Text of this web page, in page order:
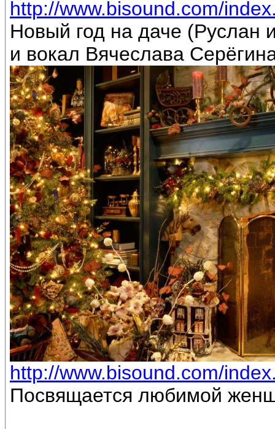
http://www.bisound.com/
Новый год на даче
и вокал Вячеслава
http://www.bisound.com/
Посвящается любимой